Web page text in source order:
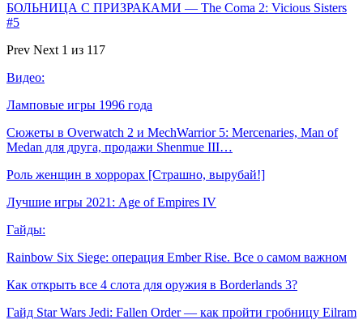
БОЛЬНИЦА С ПРИЗРАКАМИ — The Coma 2: Vicious Sisters
#5
Prev Next 1 из 117
Видео:
Ламповые игры 1996 года
Сюжеты в Overwatch 2 и MechWarrior 5: Mercenaries, Man of
Medan для друга, продажи Shenmue III…
Роль женщин в хоррорах [Страшно, вырубай!]
Лучшие игры 2021: Age of Empires IV
Гайды:
Rainbow Six Siege: операция Ember Rise. Все о самом важном
Как открыть все 4 слота для оружия в Borderlands 3?
Гайд Star Wars Jedi: Fallen Order — как пройти гробницу Eilram